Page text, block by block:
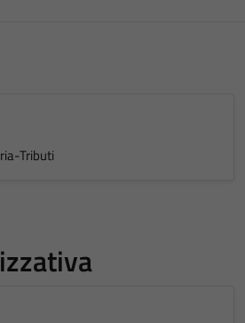
Tributi